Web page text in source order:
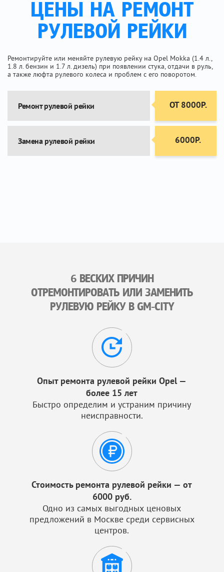
ЦЕНЫ НА РЕМОНТ
РУЛЕВОЙ РЕЙКИ
Ремонтируйте или меняйте рулевую рейку на Opel Mokka (1.4 л.,
1.8 л. бензин и 1.7 л. дизель) при появлении стука, отдачи в руль,
а также люфта рулевого колеса и проблем с его поворотом.
Ремонт рулевой рейки ОТ 8000Р.
Замена рулевой рейки 6000Р.
6 ВЕСКИХ ПРИЧИН
ОТРЕМОНТИРОВАТЬ ИЛИ ЗАМЕНИТЬ
РУЛЕВУЮ РЕЙКУ В GM-CITY
Опыт ремонта рулевой рейки Opel —
более 15 лет
Быстро определим и устраним причину
неисправности.
Стоимость ремонта рулевой рейки — от
6000 руб.
Одно из самых выгодных ценовых
предложений в Москве среди сервисных
центров.